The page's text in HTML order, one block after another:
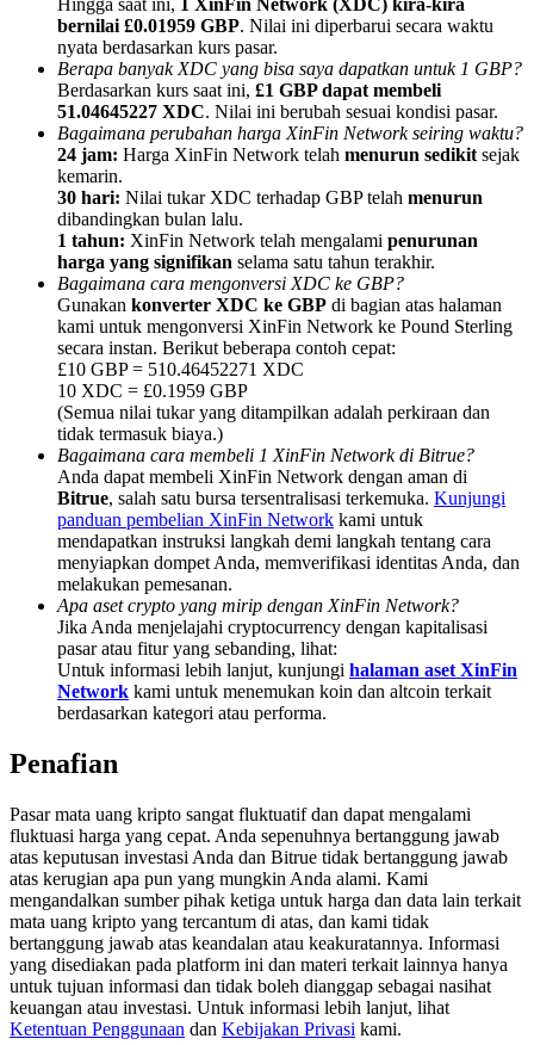
Referensi
Undang teman untuk mendapatkan imbalan tunai
BTC Welcome Rewards
BTC Welcome Rewards
Deposit & Trade BTC to Share 25000 USDT prize pool!
Deposit CASHCAT & Win
Share 500000 CASHCAT prize pool
Exclusive for BitMart Users
Register & Trade to Win 500,000 USDT
Precious Metals Trading Carnival
Trade Gold & Silver · 33,333 USDT Bonus
bernilai £0.01959 GBP. Nilai ini diperbarui secara waktu
nyata berdasarkan kurs pasar.
Berapa banyak XDC yang bisa saya dapatkan untuk 1 GBP?
Berdasarkan kurs saat ini, £1 GBP dapat membeli
51.04645227 XDC. Nilai ini berubah sesuai kondisi pasar.
Bagaimana perubahan harga XinFin Network seiring waktu?
24 jam: Harga XinFin Network telah menurun sedikit sejak
kemarin.
30 hari: Nilai tukar XDC terhadap GBP telah menurun
dibandingkan bulan lalu.
1 tahun: XinFin Network telah mengalami penurunan
harga yang signifikan selama satu tahun terakhir.
Bagaimana cara mengonversi XDC ke GBP?
Gunakan konverter XDC ke GBP di bagian atas halaman
kami untuk mengonversi XinFin Network ke Pound Sterling
secara instan. Berikut beberapa contoh cepat:
£10 GBP = 510.46452271 XDC
10 XDC = £0.1959 GBP
(Semua nilai tukar yang ditampilkan adalah perkiraan dan
tidak termasuk biaya.)
Bagaimana cara membeli 1 XinFin Network di Bitrue?
Anda dapat membeli XinFin Network dengan aman di
Bitrue, salah satu bursa tersentralisasi terkemuka. Kunjungi
panduan pembelian XinFin Network kami untuk
mendapatkan instruksi langkah demi langkah tentang cara
menyiapkan dompet Anda, memverifikasi identitas Anda, dan
melakukan pemesanan.
Apa aset crypto yang mirip dengan XinFin Network?
Jika Anda menjelajahi cryptocurrency dengan kapitalisasi
pasar atau fitur yang sebanding, lihat:
Untuk informasi lebih lanjut, kunjungi halaman aset XinFin
Network kami untuk menemukan koin dan altcoin terkait
berdasarkan kategori atau performa.
Penafian
Pasar mata uang kripto sangat fluktuatif dan dapat mengalami
fluktuasi harga yang cepat. Anda sepenuhnya bertanggung jawab
atas keputusan investasi Anda dan Bitrue tidak bertanggung jawab
atas kerugian apa pun yang mungkin Anda alami. Kami
mengandalkan sumber pihak ketiga untuk harga dan data lain terkait
mata uang kripto yang tercantum di atas, dan kami tidak
bertanggung jawab atas keandalan atau keakuratannya. Informasi
yang disediakan pada platform ini dan materi terkait lainnya hanya
untuk tujuan informasi dan tidak boleh dianggap sebagai nasihat
keuangan atau investasi. Untuk informasi lebih lanjut, lihat
Ketentuan Penggunaan dan Kebijakan Privasi kami.